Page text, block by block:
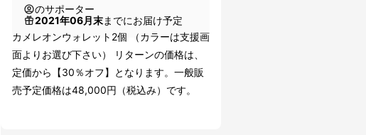
のサポーター
2021年06月末までにお届け予定
カメレオンウォレット2個 （カラーは支援画
面よりお選び下さい） リターンの価格は、
定価から【30％オフ】となります。一般販
売予定価格は48,000円（税込み）です。